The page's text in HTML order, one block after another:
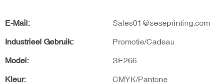
E-Mail: Sales01@seseprinting.com
Industrieel Gebruik: Promotie/Cadeau
Model: SE266
Kleur: CMYK/Pantone